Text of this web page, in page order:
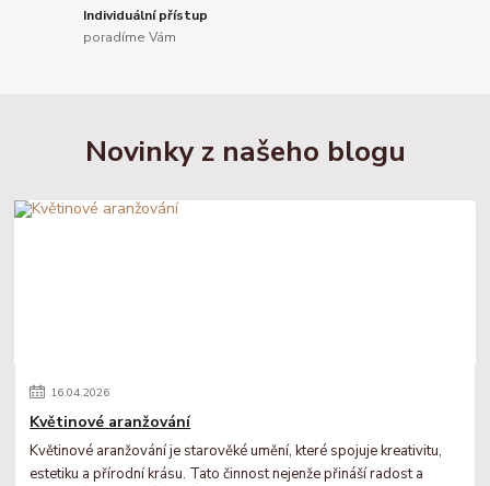
Individuální přístup
poradíme Vám
Novinky z našeho blogu
16.04.2026
Květinové aranžování
Květinové aranžování je starověké umění, které spojuje kreativitu,
estetiku a přírodní krásu. Tato činnost nejenže přináší radost a